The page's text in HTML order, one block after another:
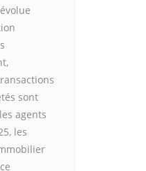
sont
agents
les